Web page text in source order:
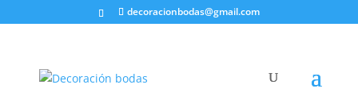
decoracionbodas@gmail.com